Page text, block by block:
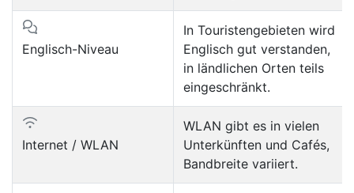
Englisch-Niveau
In Touristengebieten wird
Englisch gut verstanden,
in ländlichen Orten teils
eingeschränkt.
Internet / WLAN
WLAN gibt es in vielen
Unterkünften und Cafés,
Bandbreite variiert.